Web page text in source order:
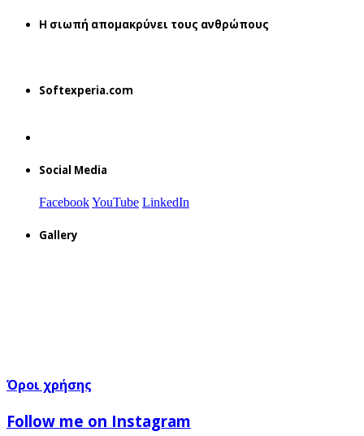
H σιωπή απομακρύνει τους ανθρώπους
Softexperia.com
Social Media
FacebookYouTube LinkedIn
Gallery
Όροι χρήσης
Follow me on Instagram